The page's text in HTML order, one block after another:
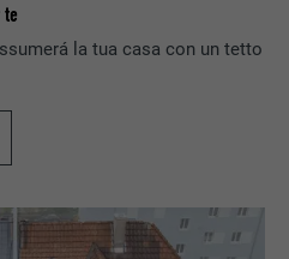
la tua casa con un tetto
servizio di social network
il tracking dell’utilizzo di
servizio integrate.